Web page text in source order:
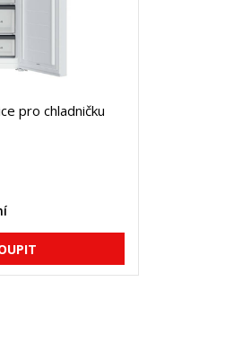
pro chladničku